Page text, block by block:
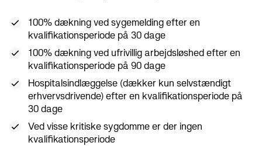
100% dækning ved sygemelding efter en
kvalifikationsperiode på 30 dage
100% dækning ved ufrivillig arbejdsløshed efter en
kvalifikationsperiode på 90 dage
Hospitalsindlæggelse (dækker kun selvstændigt
erhvervsdrivende) efter en kvalifikationsperiode på
30 dage
Ved visse kritiske sygdomme er der ingen
kvalifikationsperiode